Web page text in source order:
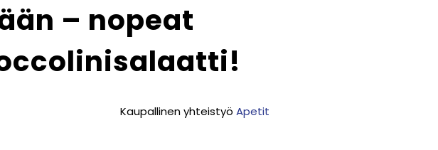
– nopeat
Kaupallinen yhteistyö Apetit